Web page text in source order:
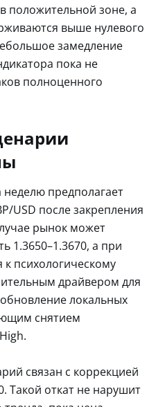
положительной зоне, а
выше нулевого
замедление
пока не
полноценного
предполагает
USD после закрепления
рынок может
1.3650–1.3670, а при
психологическому
драйвером для
локальных
снятием
связан с коррекцией
Такой откат не нарушит